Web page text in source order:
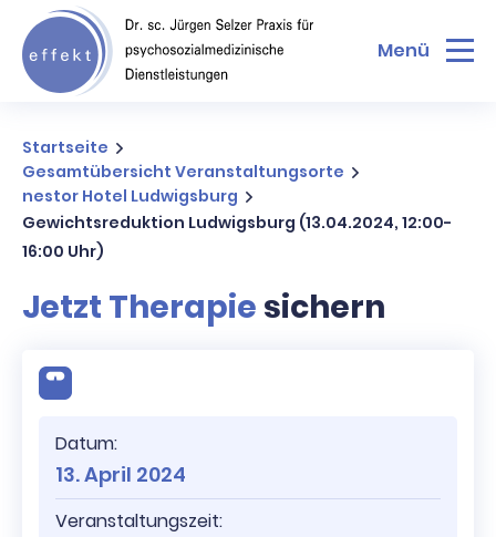
Menü
Startseite
Gesamtübersicht Veranstaltungsorte
nestor Hotel Ludwigsburg
Gewichtsreduktion Ludwigsburg (13.04.2024, 12:00-
16:00 Uhr)
Jetzt Therapie sichern
Datum:
13. April 2024
Veranstaltungszeit: